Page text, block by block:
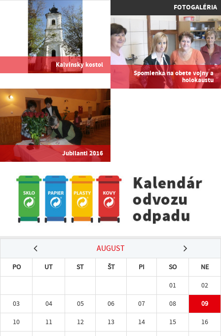
Kalvínsky kostol
FOTOGALÉRIA
Spomienka na obete vojny a
holokaustu
Jubilanti 2016
AUGUST
PO UT ST ŠT PI SO
NE
01
02
03
04 05 06 07 08
09
10
11 12 13 14 15
16